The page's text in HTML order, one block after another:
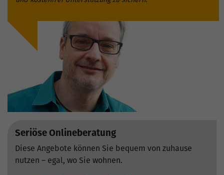
Seriöse Onlineberatung
Diese Angebote können Sie bequem von zuhause
nutzen – egal, wo Sie wohnen.